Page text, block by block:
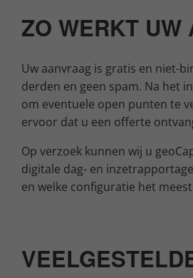
ZO WERKT UW
Uw aanvraag is gratis en niet-
derden en geen spam. Na het
om eventuele open punten te
ervoor dat u een offerte
Op verzoek kunnen wij u
digitale dag- en
en welke configuratie het